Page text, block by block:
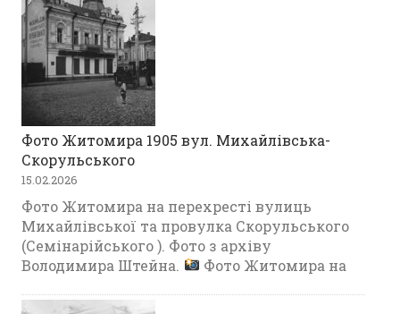
Фото Житомира 1905 вул. Михайлівська-
Скорульського
15.02.2026
Фото Житомира на перехресті вулиць
Михайлівської та провулка Скорульського
(Семінарійського ). Фото з архіву
Володимира Штейна.
Фото Житомира на